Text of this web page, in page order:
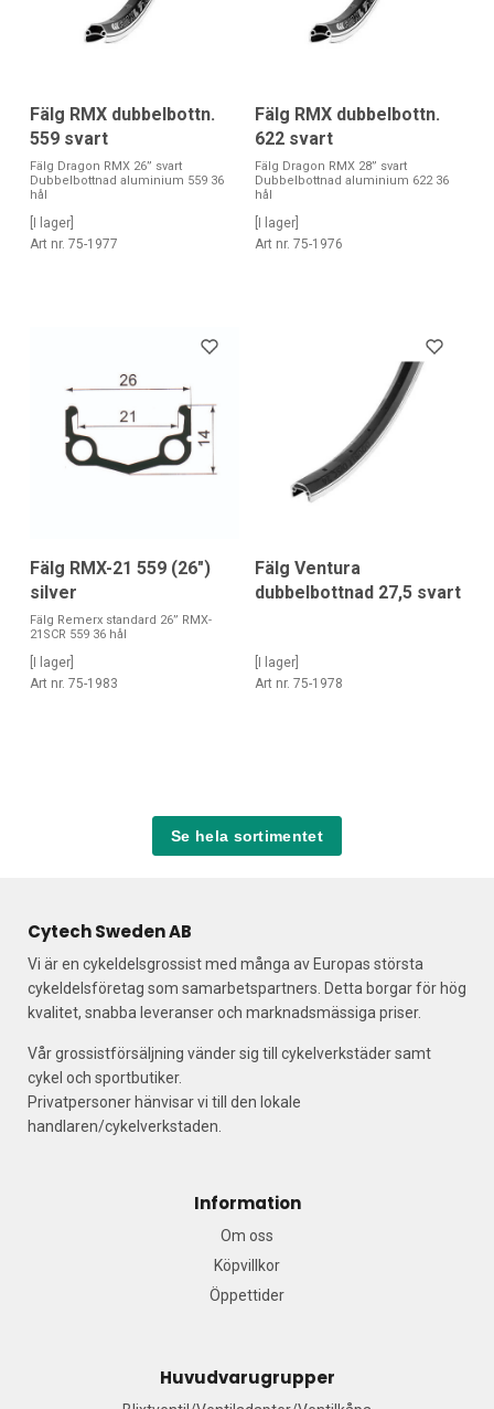
Fälg RMX dubbelbottn.
559 svart
Fälg Dragon RMX 26” svart
Dubbelbottnad aluminium 559 36
hål
[I lager]
Art nr. 75-1977
Fälg RMX dubbelbottn.
622 svart
Fälg Dragon RMX 28” svart
Dubbelbottnad aluminium 622 36
hål
[I lager]
Art nr. 75-1976
Fälg RMX-21 559 (26")
silver
Fälg Remerx standard 26” RMX-
21SCR 559 36 hål
[I lager]
Art nr. 75-1983
Fälg Ventura
dubbelbottnad 27,5 svart
[I lager]
Art nr. 75-1978
Se hela sortimentet
Cytech Sweden AB
Vi är en cykeldelsgrossist med många av Europas största
cykeldelsföretag som samarbetspartners. Detta borgar för hög
kvalitet, snabba leveranser och marknadsmässiga priser.
Vår grossistförsäljning vänder sig till cykelverkstäder samt
cykel och sportbutiker.
Privatpersoner hänvisar vi till den lokale
handlaren/cykelverkstaden.
Information
Om oss
Köpvillkor
Öppettider
Huvudvarugrupper